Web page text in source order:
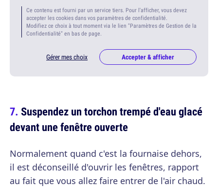
Ce contenu est fourni par un service tiers. Pour l'afficher, vous devez
accepter les cookies dans vos paramètres de confidentialité.
Modifiez ce choix à tout moment via le lien "Paramètres de Gestion de la
Confidentialité" en bas de page.
Gérer mes choix Accepter & afficher
Suspendez un torchon trempé d'eau glacé
devant une fenêtre ouverte
Normalement quand c'est la fournaise dehors,
il est déconseillé d'ouvrir les fenêtres, rapport
au fait que vous allez faire entrer de l'air chaud.